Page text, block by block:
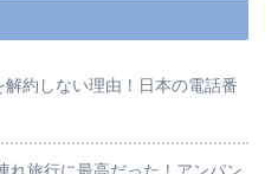
約しない理由！日本の電話番